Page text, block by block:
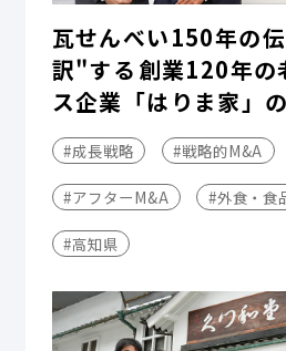
瓦せんべい150年の
訳"する――創業120年
ス企業「はりま家」
#成長戦略 #戦略的M&A
#アフターM&A #外食・食
#高知県